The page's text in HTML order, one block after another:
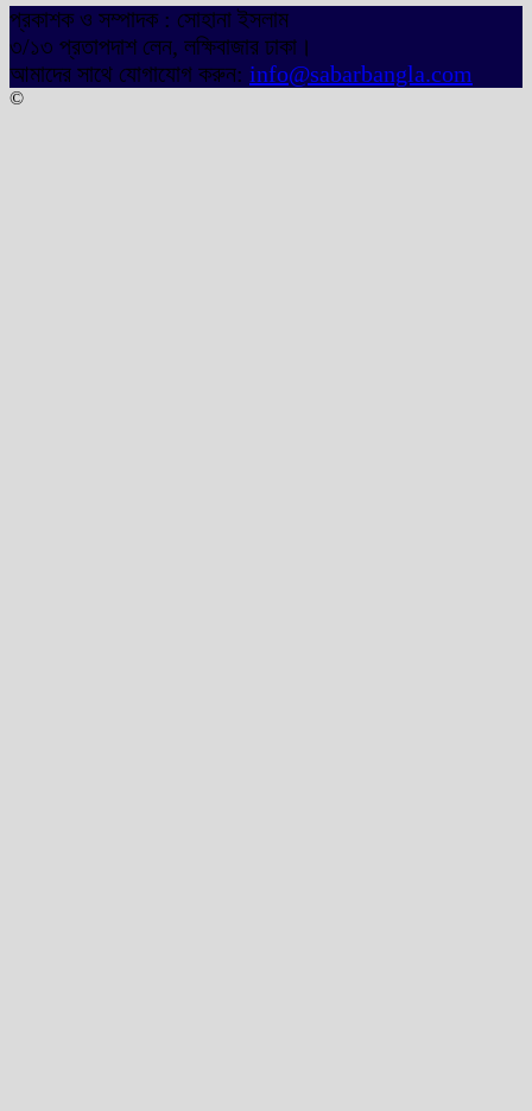
প্রকাশক ও সম্পাদক : সোহানা ইসলাম
৩/১৩ প্রতাপদাশ লেন, লক্ষিবাজার ঢাকা।
আমাদের সাথে যোগাযোগ করুন: info@sabarbangla.com
©